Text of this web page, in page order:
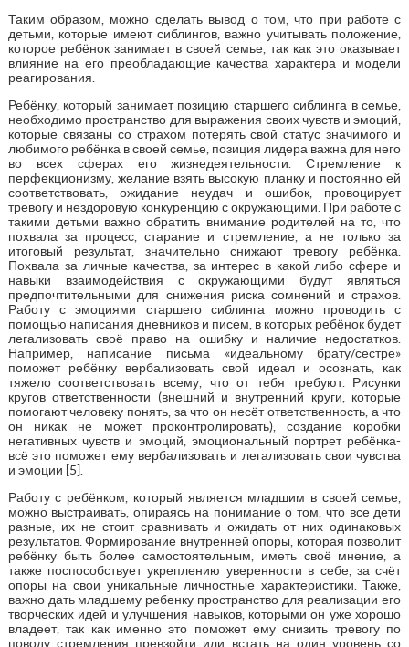
Таким образом, можно сделать вывод о том, что при работе с
детьми, которые имеют сиблингов, важно учитывать положение,
которое ребёнок занимает в своей семье, так как это оказывает
влияние на его преобладающие качества характера и модели
реагирования.
Ребёнку, который занимает позицию старшего сиблинга в семье,
необходимо пространство для выражения своих чувств и эмоций,
которые связаны со страхом потерять свой статус значимого и
любимого ребёнка в своей семье, позиция лидера важна для него
во всех сферах его жизнедеятельности. Стремление к
перфекционизму, желание взять высокую планку и постоянно ей
соответствовать, ожидание неудач и ошибок, провоцирует
тревогу и нездоровую конкуренцию с окружающими. При работе с
такими детьми важно обратить внимание родителей на то, что
похвала за процесс, старание и стремление, а не только за
итоговый результат, значительно снижают тревогу ребёнка.
Похвала за личные качества, за интерес в какой-либо сфере и
навыки взаимодействия с окружающими будут являться
предпочтительными для снижения риска сомнений и страхов.
Работу с эмоциями старшего сиблинга можно проводить с
помощью написания дневников и писем, в которых ребёнок будет
легализовать своё право на ошибку и наличие недостатков.
Например, написание письма «идеальному брату/сестре»
поможет ребёнку вербализовать свой идеал и осознать, как
тяжело соответствовать всему, что от тебя требуют. Рисунки
кругов ответственности (внешний и внутренний круги, которые
помогают человеку понять, за что он несёт ответственность, а что
он никак не может проконтролировать), создание коробки
негативных чувств и эмоций, эмоциональный портрет ребёнка-
всё это поможет ему вербализовать и легализовать свои чувства
и эмоции [5].
Работу с ребёнком, который является младшим в своей семье,
можно выстраивать, опираясь на понимание о том, что все дети
разные, их не стоит сравнивать и ожидать от них одинаковых
результатов. Формирование внутренней опоры, которая позволит
ребёнку быть более самостоятельным, иметь своё мнение, а
также поспособствует укреплению уверенности в себе, за счёт
опоры на свои уникальные личностные характеристики. Также,
важно дать младшему ребенку пространство для реализации его
творческих идей и улучшения навыков, которыми он уже хорошо
владеет, так как именно это поможет ему снизить тревогу по
поводу стремления превзойти или встать на один уровень со